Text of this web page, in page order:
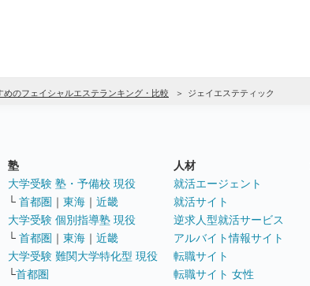
めのフェイシャルエステランキング・比較 ジェイエステティック
塾
大学受験 塾・予備校 現役
└ 首都圏 ｜ 東海 ｜ 近畿
大学受験 個別指導塾 現役
└ 首都圏 ｜ 東海 ｜ 近畿
大学受験 難関大学特化型 現役
└首都圏
人材
就活エージェント
就活サイト
逆求人型就活サービス
アルバイト情報サイト
転職サイト
転職サイト 女性